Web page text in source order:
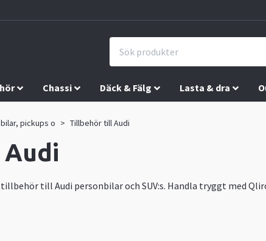
Chassi Däck & Fälg Lasta & dra
pickups o Tillbehör till Audi
till Audi personbilar och SUV:s. Handla tryggt med